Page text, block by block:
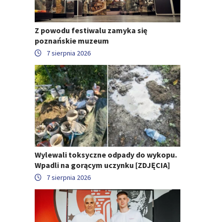
Z powodu festiwalu zamyka się
poznańskie muzeum
7 sierpnia 2026
Wylewali toksyczne odpady do wykopu.
Wpadli na gorącym uczynku [ZDJĘCIA]
7 sierpnia 2026